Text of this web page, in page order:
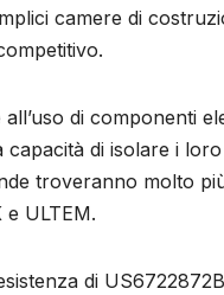
camere di
di componenti
capacità di isolare i
troveranno molto
ULTEM.
di